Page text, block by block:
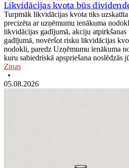
Likvidācijas kvota būs
Turpmāk likvidācijas kvota tiks
precizēta ar uzņēmumu ienākuma
likvidācijas gadījumā, akciju atpirkšanas
gadījumā, novēršot risku likvidācijas
nodokli, paredz Uzņēmumu ienākuma
kuru sabiedriskā apspriešana noslēdzās
Ziņas
•
05.08.2026